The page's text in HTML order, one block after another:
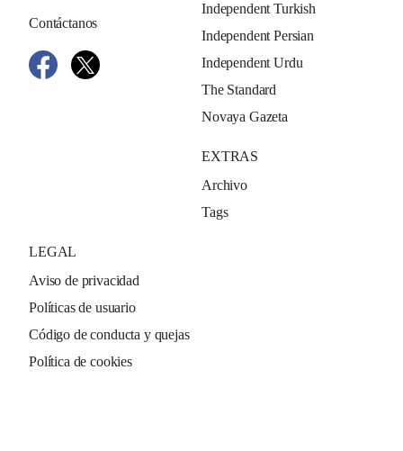
Contáctanos
Independent Turkish
Independent Persian
Independent Urdu
The Standard
Novaya Gazeta
EXTRAS
Archivo
Tags
LEGAL
Aviso de privacidad
Políticas de usuario
Código de conducta y quejas
Política de cookies